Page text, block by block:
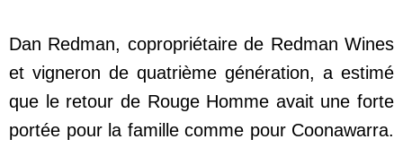
Dan Redman, copropriétaire de Redman Wines
et vigneron de quatrième génération, a estimé
que le retour de Rouge Homme avait une forte
portée pour la famille comme pour Coonawarra.